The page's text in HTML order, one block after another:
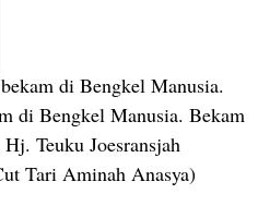
di Bengkel Manusia.
di Bengkel Manusia. Bekam
Teuku Joesransjah
Tari Aminah Anasya)